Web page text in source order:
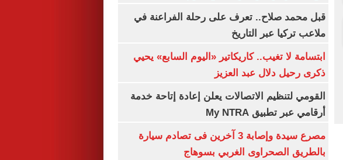
قبل محمد صلاح.. تعرف على رحلة الفراعنة في
ملاعب تركيا عبر التاريخ
ابتسامة لا تغيب.. كاريكاتير «اليوم السابع» يحيي
ذكرى رحيل دلال عبد العزيز
القومي لتنظيم الاتصالات يعلن إعادة إتاحة خدمة
أرقامي عبر تطبيق My NTRA
مصرع سيدة وإصابة 3 آخرين فى تصادم سيارة
بالطريق الصحراوى الغربي بسوهاج